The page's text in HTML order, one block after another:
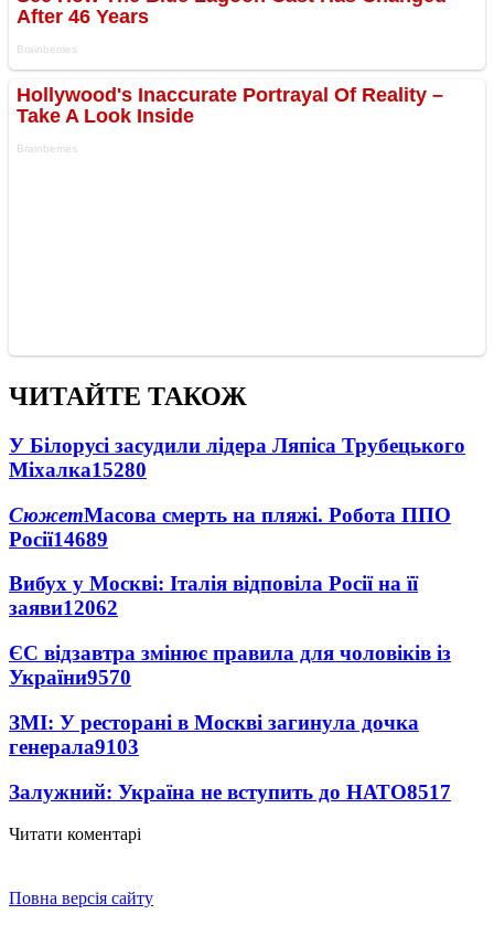
ЧИТАЙТЕ ТАКОЖ
У Білорусі засудили лідера Ляпіса Трубецького
Міхалка15280
СюжетМасова смерть на пляжі. Робота ППО
Росії14689
Вибух у Москві: Італія відповіла Росії на її
заяви12062
ЄС відзавтра змінює правила для чоловіків із
України9570
ЗМІ: У ресторані в Москві загинула дочка
генерала9103
Залужний: Україна не вступить до НАТО8517
Читати коментарі
Повна версія сайту